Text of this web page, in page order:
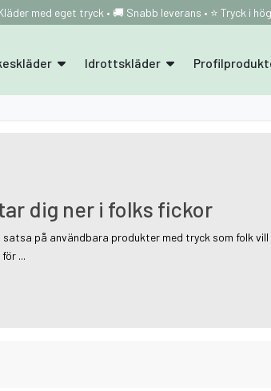
med eget tryck • 🚚 Snabb leverans • ⭐ Tryck i
Idrottskläder
dig ner i folks fickor
på användbara produkter med tryck som folk
...